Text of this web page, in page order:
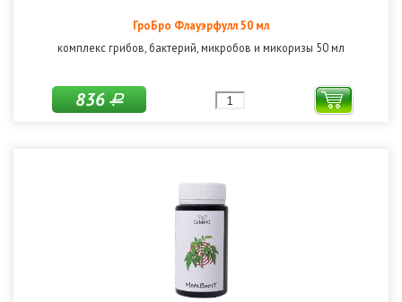
ГроБро Флауэрфулл 50 мл
комплекс грибов, бактерий, микробов и микоризы 50 мл
836Р